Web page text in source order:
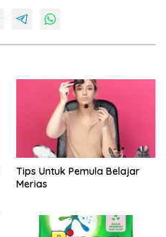
Tips Untuk Pemula Belajar
Merias